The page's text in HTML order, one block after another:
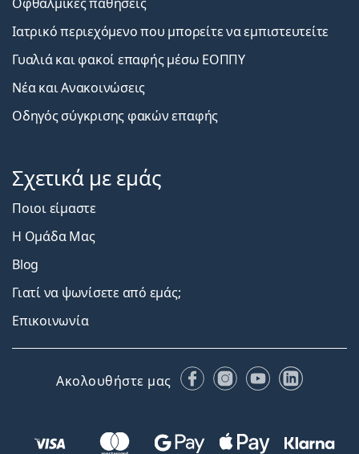
Ιατρικό περιεχόμενο που μπορείτε να εμπιστευτείτε
Γυαλιά και φακοί επαφής μέσω ΕΟΠΠΥ
Νέα και Ανακοινώσεις
Οδηγός σύγκρισης φακών επαφής
Σχετικά με εμάς
Ποιοι είμαστε
Η Ομάδα Μας
Blog
Γιατί να ψωνίσετε από εμάς;
Επικοινωνία
Ακολουθήστε μας FacebookInstagram
YouTubeLinkedIn